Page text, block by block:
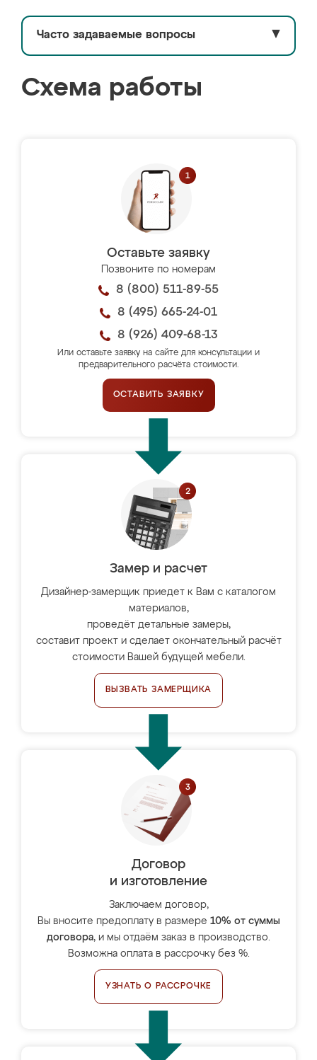
Часто задаваемые вопросы ▼
Схема работы
Оставьте заявку
Позвоните по номерам
8 (800) 511-89-55
8 (495) 665-24-01
8 (926) 409-68-13
Или оставьте заявку на сайте для консультации и
предварительного расчёта стоимости.
ОСТАВИТЬ ЗАЯВКУ
Замер и расчет
Дизайнер-замерщик приедет к Вам с каталогом
материалов,
проведёт детальные замеры,
составит проект и сделает окончательный расчёт
стоимости Вашей будущей мебели.
ВЫЗВАТЬ ЗАМЕРЩИКА
Договор
и изготовление
Заключаем договор,
Вы вносите предоплату в размере 10% от суммы
договора, и мы отдаём заказ в производство.
Возможна оплата в рассрочку без %.
УЗНАТЬ О РАССРОЧКЕ